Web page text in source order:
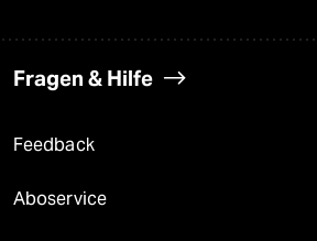
Fragen & Hilfe
Feedback
Aboservice